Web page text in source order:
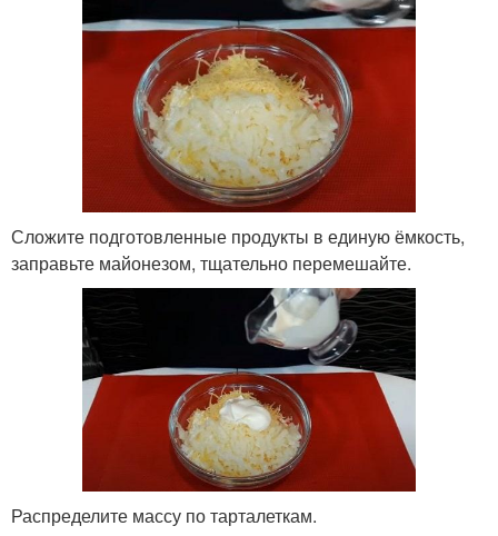
Сложите подготовленные продукты в единую ёмкость,
заправьте майонезом, тщательно перемешайте.
Распределите массу по тарталеткам.